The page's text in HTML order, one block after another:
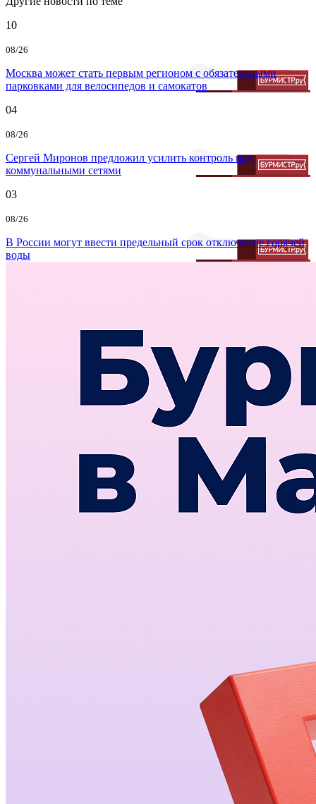
10
08/26
Москва может стать первым регионом с обязательными
парковками для велосипедов и самокатов
04
08/26
Сергей Миронов предложил усилить контроль над
коммунальными сетями
03
08/26
В России могут ввести предельный срок отключение горячей
воды